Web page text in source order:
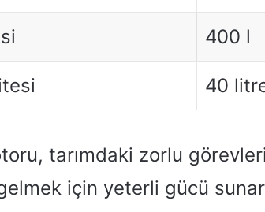
400 l
40
tarımdaki zorlu
için yeterli gücü